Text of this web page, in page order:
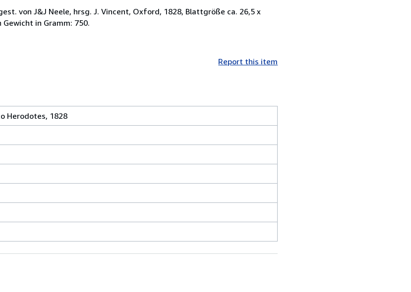
von J&J Neele, hrsg. J. Vincent, Oxford, 1828, Blattgröße ca. 26,5 x
in Gramm: 750.
Report this item
Herodotes, 1828